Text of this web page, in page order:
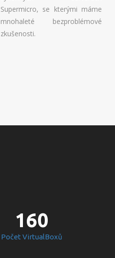
Supermicro, se kterými máme
mnohaleté bezproblémové
zkušenosti.
160
Počet VirtualBoxů